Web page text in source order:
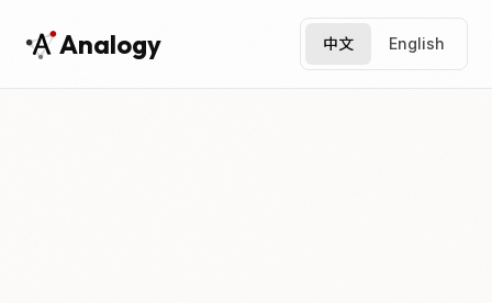
Analogy 中文 English